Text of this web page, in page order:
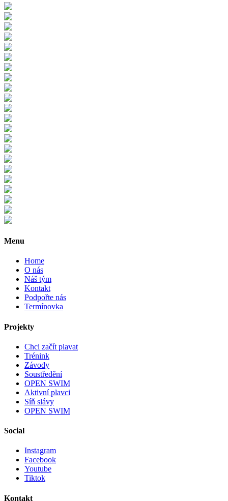
Menu
Home
O nás
Náš tým
Kontakt
Podpořte nás
Termínovka
Projekty
Chci začít plavat
Trénink
Závody
Soustředění
OPEN SWIM
Aktivní plavci
Síň slávy
OPEN SWIM
Social
Instagram
Facebook
Youtube
Tiktok
Kontakt